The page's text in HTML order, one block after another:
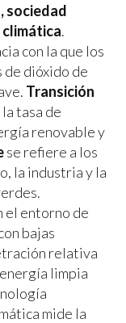
sociedad
.
con la que los
de dióxido de
Transición
tasa de
renovable y
se refiere a los
la industria y la
el entorno de
bajas
relativa
limpia
mide la